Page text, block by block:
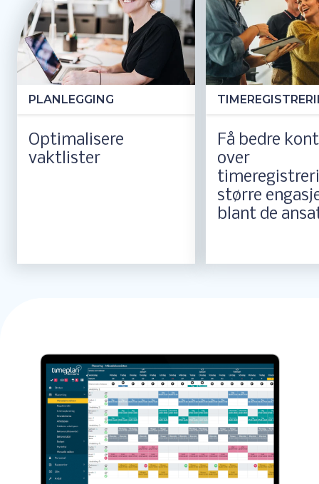
PLANLEGGING
Optimalisere
vaktlister
Få bedre
over
større
blant de